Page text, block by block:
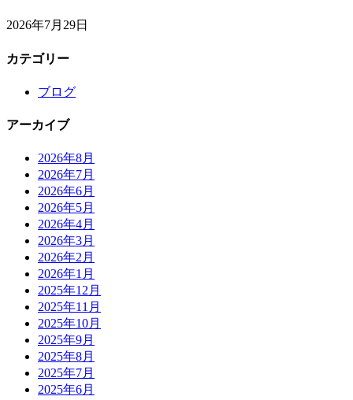
2026年7月29日
カテゴリー
ブログ
アーカイブ
2026年8月
2026年7月
2026年6月
2026年5月
2026年4月
2026年3月
2026年2月
2026年1月
2025年12月
2025年11月
2025年10月
2025年9月
2025年8月
2025年7月
2025年6月